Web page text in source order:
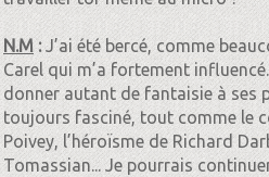
N.M:J’ai été bercé, comme
Carel qui m’a fortement
donner autant de fantaisie à ses
toujours fasciné, tout comme le
Poivey, l’héroïsme de Richard
Tomassian... Je pourrais